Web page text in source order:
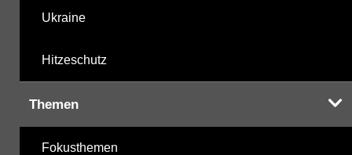
Ukraine
Hitzeschutz
Themen
Fokusthemen